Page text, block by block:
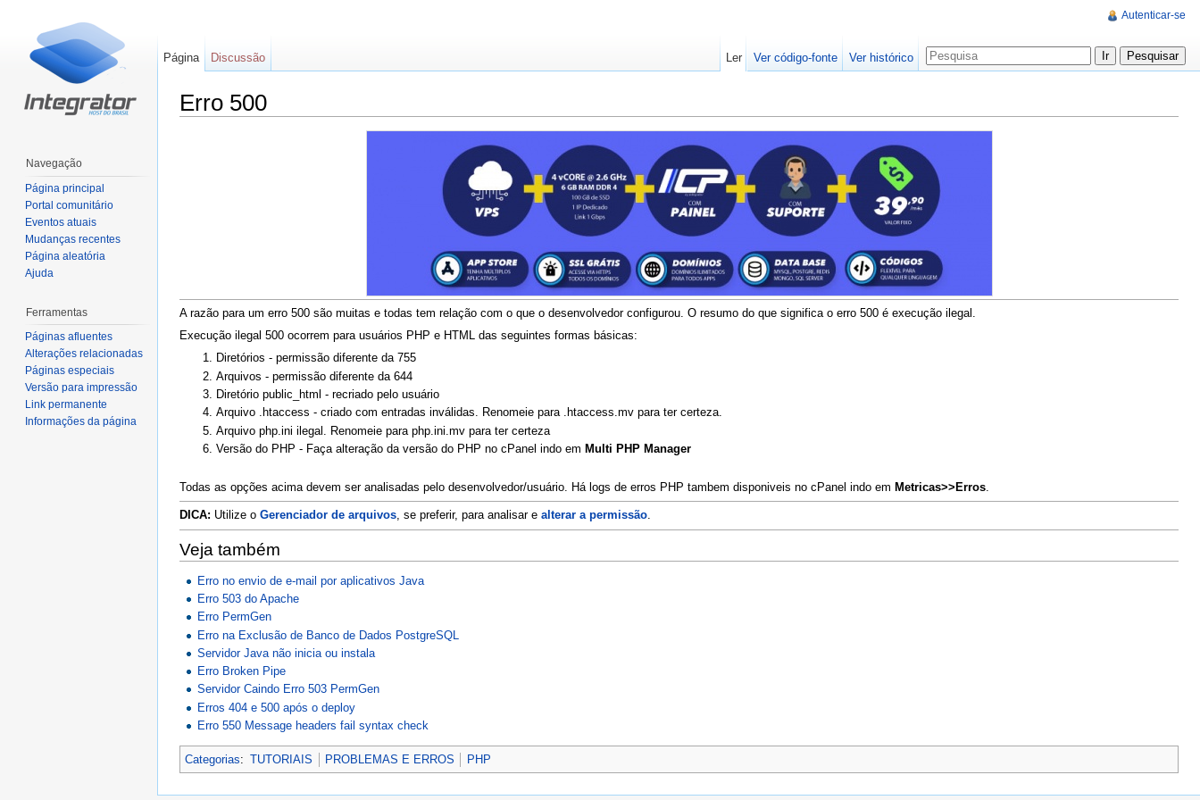
Erro 500
A razão para um erro 500 são muitas e todas tem relação com o que o desenvolvedor configurou. O resumo do que significa o erro 500 é execução ilegal.
Execução ilegal 500 ocorrem para usuários PHP e HTML das seguintes formas básicas:
Diretórios - permissão diferente da 755
Arquivos - permissão diferente da 644
Diretório public_html - recriado pelo usuário
Arquivo .htaccess - criado com entradas inválidas. Renomeie para .htaccess.mv para ter certeza.
Arquivo php.ini ilegal. Renomeie para php.ini.mv para ter certeza
Versão do PHP - Faça alteração da versão do PHP no cPanel indo em Multi PHP Manager
Todas as opções acima devem ser analisadas pelo desenvolvedor/usuário. Há logs de erros PHP tambem disponiveis no cPanel indo em Metricas>>Erros
DICA: Utilize o Gerenciador de arquivos, se preferir, para analisar e alterar a permissão.
Veja também
Erro no envio de e-mail por aplicativos Java
Erro 503 do Apache
Erro PermGen
Erro na Exclusão de Banco de Dados PostgreSQL
Servidor Java não inicia ou instala
Erro Broken Pipe
Servidor Caindo Erro 503 PermGen
Erros 404 e 500 após o deploy
Erro 550 Message headers fail syntax check
Categorias: TUTORIAIS PROBLEMAS E ERROS PHP
Autenticar-se
Página Discussão Ler Ver código-fonte Ver histórico
Navegação
Página principal
Portal comunitário
Eventos atuais
Mudanças recentes
Página aleatória
Ajuda
Ferramentas
Páginas afluentes
Alterações relacionadas
Páginas especiais
Versão para impressão
Link permanente
Informações da página